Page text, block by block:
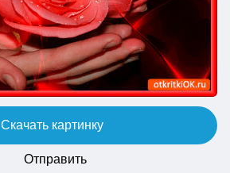
Скачать картинку
Отправить